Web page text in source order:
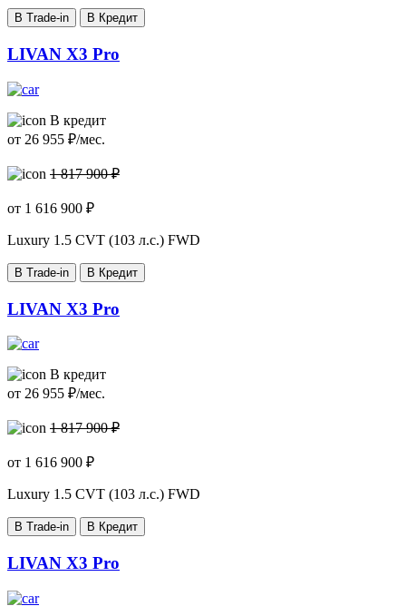
В Trade-in В Кредит
LIVAN X3 Pro
В кредит
от 26 955 ₽/мес.
1 817 900 ₽
от 1 616 900 ₽
Luxury 1.5 CVT (103 л.с.) FWD
В Trade-in В Кредит
LIVAN X3 Pro
В кредит
от 26 955 ₽/мес.
1 817 900 ₽
от 1 616 900 ₽
Luxury 1.5 CVT (103 л.с.) FWD
В Trade-in В Кредит
LIVAN X3 Pro